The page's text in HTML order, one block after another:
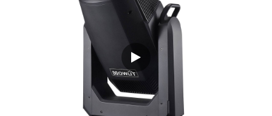
Deutsch
Italiano
Pусский
Español